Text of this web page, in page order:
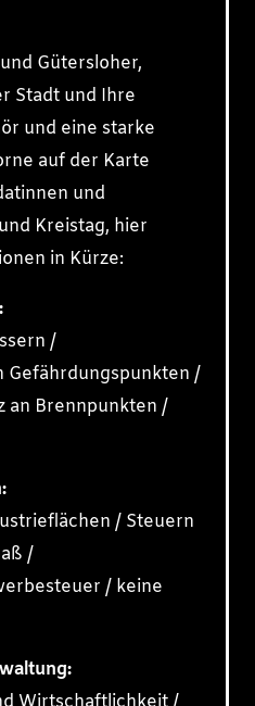
Gütersloher,
Stadt und Ihre
und eine starke
auf der Karte
und
Kreistag, hier
in Kürze:
/
Gefährdungspunkten /
an Brennpunkten /
/ Steuern
/
/ keine